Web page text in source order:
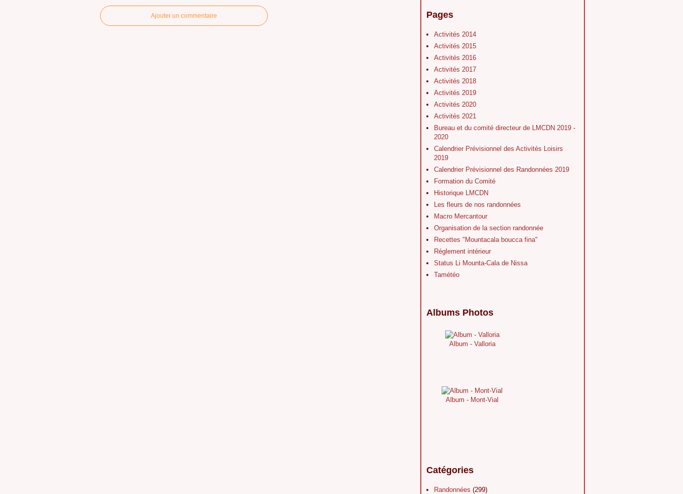
Ajouter un commentaire Pages
Activités 2014
Activités 2015
Activités 2016
Activités 2017
Activités 2018
Activités 2019
Activités 2020
Activités 2021
Bureau et du comité directeur de LMCDN 2019 -
2020
Calendrier Prévisionnel des Activités Loisirs
2019
Calendrier Prévisionnel des Randonnées 2019
Formation du Comité
Historique LMCDN
Les fleurs de nos randonnées
Macro Mercantour
Organisation de la section randonnée
Recettes "Mountacala boucca fina"
Réglement intérieur
Status Li Mounta-Cala de Nissa
Tamétéo
Albums Photos
Album - Valloria
Album - Mont-Vial
Catégories
Randonnées (299)